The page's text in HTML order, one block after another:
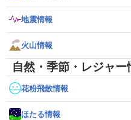
地震情報
火山情報
自然・季節・レジャー
花粉飛散情報
ほたる情報